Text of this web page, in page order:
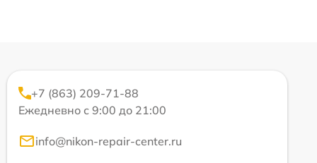
+7 (863) 209-71-88
Ежедневно с 9:00 до 21:00
info@nikon-repair-center.ru